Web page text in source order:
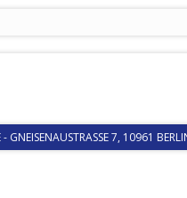
- GNEISENAUSTRASSE 7, 10961 BERLIN